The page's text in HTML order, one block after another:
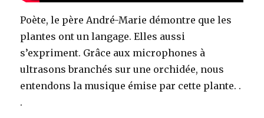
Poète, le père André-Marie démontre que les
plantes ont un langage. Elles aussi
s’expriment. Grâce aux microphones à
ultrasons branchés sur une orchidée, nous
entendons la musique émise par cette plante. .
.